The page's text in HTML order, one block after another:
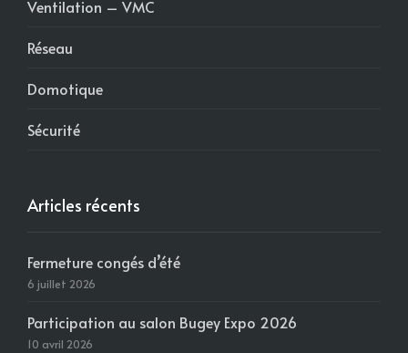
Ventilation – VMC
Réseau
Domotique
Sécurité
Articles récents
Fermeture congés d’été
6 juillet 2026
Participation au salon Bugey Expo 2026
10 avril 2026